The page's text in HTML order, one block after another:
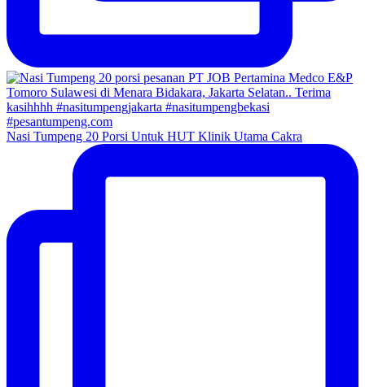
Nasi Tumpeng 20 Porsi Untuk HUT Klinik Utama Cakra